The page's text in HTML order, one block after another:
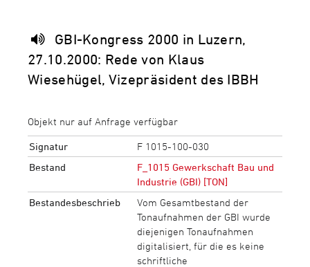
GBI-Kongress 2000 in Luzern,
27.10.2000: Rede von Klaus
Wiesehügel, Vizepräsident des IBBH
Objekt nur auf Anfrage verfügbar
Signatur
F 1015-100-030
Bestand
F_1015 Gewerkschaft Bau und
Industrie (GBI) [TON]
Bestandesbeschrieb
Vom Gesamtbestand der
Tonaufnahmen der GBI wurde
diejenigen Tonaufnahmen
digitalisiert, für die es keine
schriftliche